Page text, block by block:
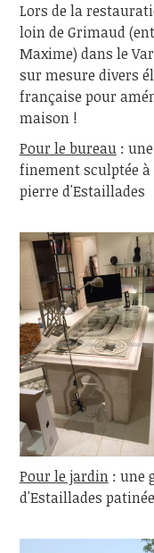
Lors de la
loin de Grimaud
Maxime) dans le
sur mesure divers
française pour
maison !
Pour le bureau:
finement sculptée
pierre d'Estaillades
Pour le jardin: une
d'Estaillades patinée